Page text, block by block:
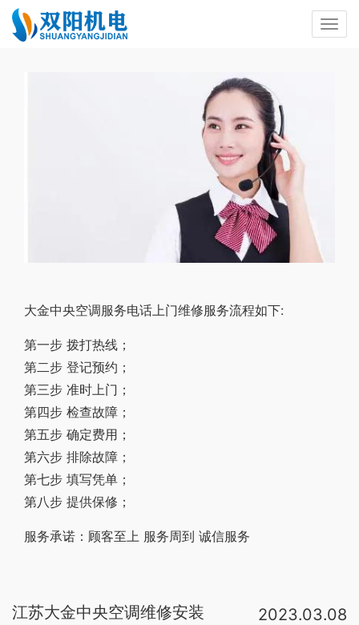
大金中央空调服务电话上门维修服务流程如下:
第一步 拨打热线；
第二步 登记预约；
第三步 准时上门；
第四步 检查故障；
第五步 确定费用；
第六步 排除故障；
第七步 填写凭单；
第八步 提供保修；
服务承诺：顾客至上 服务周到 诚信服务
江苏大金中央空调维修安装 2023.03.08